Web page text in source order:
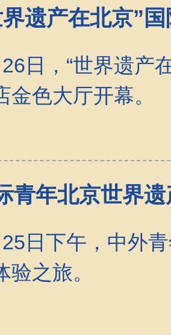
遗产在北京”
日，“世界遗产
金色大厅开幕。
青年北京世界
日下午，中外
验之旅。